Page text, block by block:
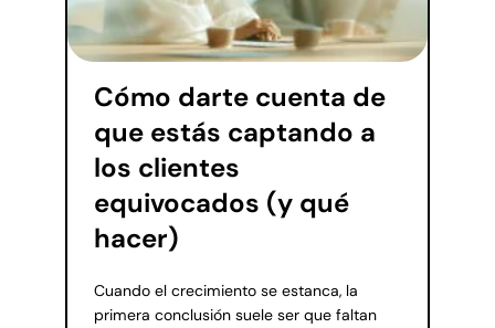
Cómo darte cuenta de
que estás captando a
los clientes
equivocados (y qué
hacer)
Cuando el crecimiento se estanca, la
primera conclusión suele ser que faltan